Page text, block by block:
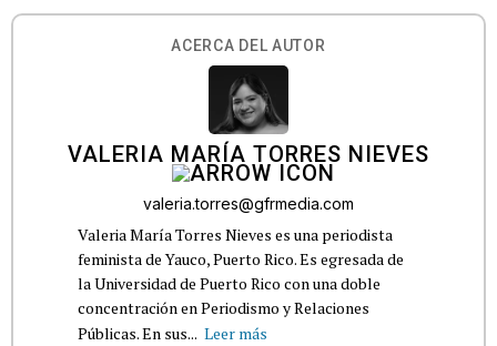
ACERCA DEL AUTOR
VALERIA MARÍA TORRES NIEVES
valeria.torres@gfrmedia.com
Valeria María Torres Nieves es una periodista
feminista de Yauco, Puerto Rico. Es egresada de
la Universidad de Puerto Rico con una doble
concentración en Periodismo y Relaciones
Públicas. En sus... Leer más